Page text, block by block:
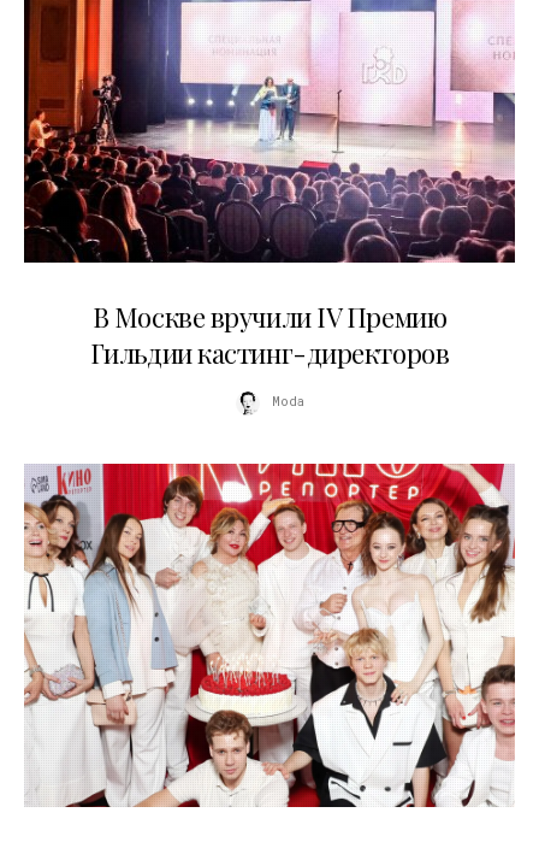
В Москве вручили IV Премию
Гильдии кастинг-директоров
Moda